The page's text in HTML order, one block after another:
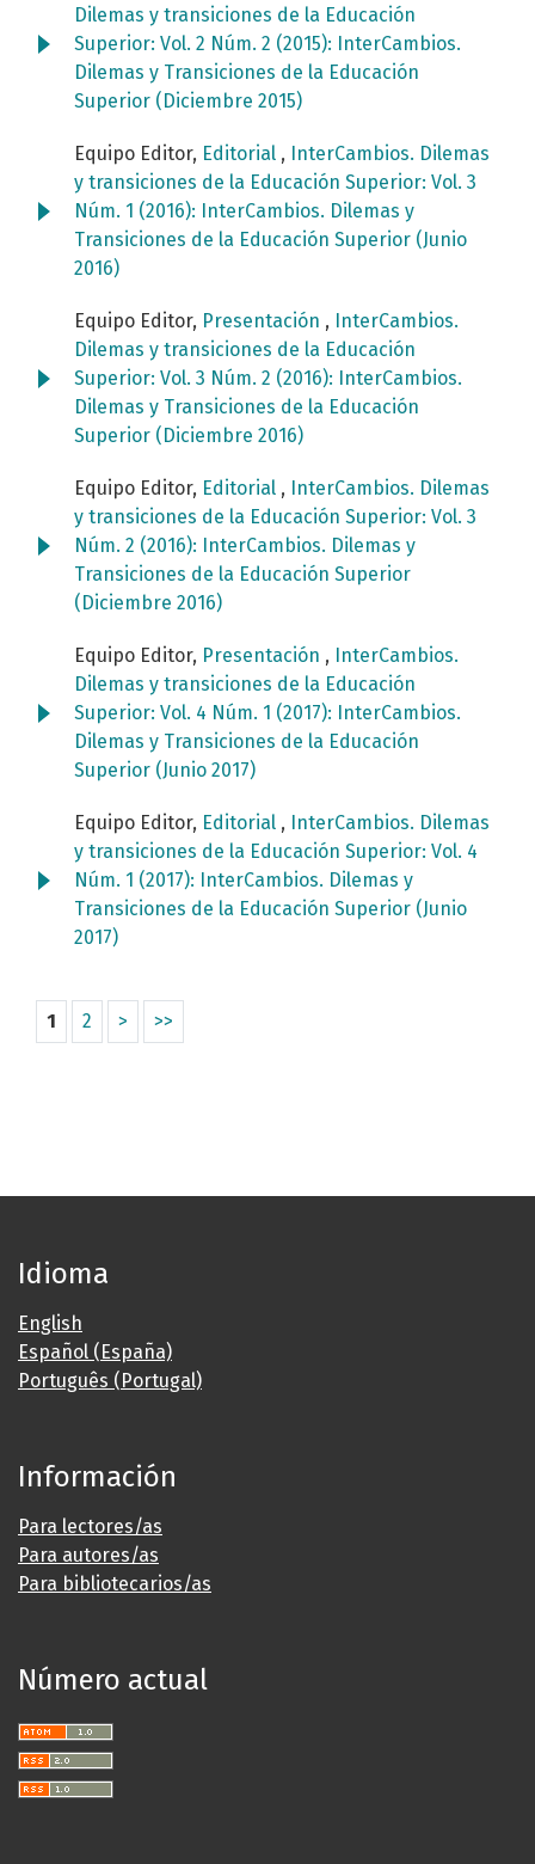
Dilemas y transiciones de la Educación
Superior: Vol. 2 Núm. 2 (2015): InterCambios.
Dilemas y Transiciones de la Educación
Superior (Diciembre 2015)
Equipo Editor, Editorial ,
InterCambios. Dilemas
y transiciones de la Educación Superior: Vol. 3
Núm. 1 (2016): InterCambios. Dilemas y
Transiciones de la Educación Superior (Junio
2016)
Equipo Editor, Presentación ,
InterCambios.
Dilemas y transiciones de la Educación
Superior: Vol. 3 Núm. 2 (2016): InterCambios.
Dilemas y Transiciones de la Educación
Superior (Diciembre 2016)
Equipo Editor, Editorial ,
InterCambios. Dilemas
y transiciones de la Educación Superior: Vol. 3
Núm. 2 (2016): InterCambios. Dilemas y
Transiciones de la Educación Superior
(Diciembre 2016)
Equipo Editor, Presentación ,
InterCambios.
Dilemas y transiciones de la Educación
Superior: Vol. 4 Núm. 1 (2017): InterCambios.
Dilemas y Transiciones de la Educación
Superior (Junio 2017)
Equipo Editor, Editorial ,
InterCambios. Dilemas
y transiciones de la Educación Superior: Vol. 4
Núm. 1 (2017): InterCambios. Dilemas y
Transiciones de la Educación Superior (Junio
2017)
1 2 > >>
Idioma
English
Español (España)
Português (Portugal)
Información
Para lectores/as
Para autores/as
Para bibliotecarios/as
Número actual